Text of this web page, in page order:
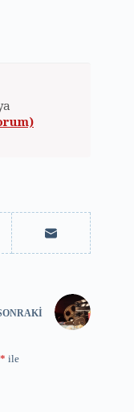
* ile